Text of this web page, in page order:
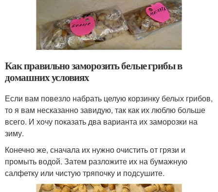
Как правильно заморозить белые грибы в
домашних условиях
Если вам повезло набрать целую корзинку белых грибов,
то я вам несказанно завидую, так как их люблю больше
всего. И хочу показать два варианта их заморозки на
зиму.
Конечно же, сначала их нужно очистить от грязи и
промыть водой. Затем разложите их на бумажную
салфетку или чистую тряпочку и подсушите.